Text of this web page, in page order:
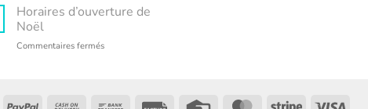
de
Horaires d’ouverture de
Noël
Commentaires ferméssur
PayPal Cash Bank Facture Credit MasterCardStripe